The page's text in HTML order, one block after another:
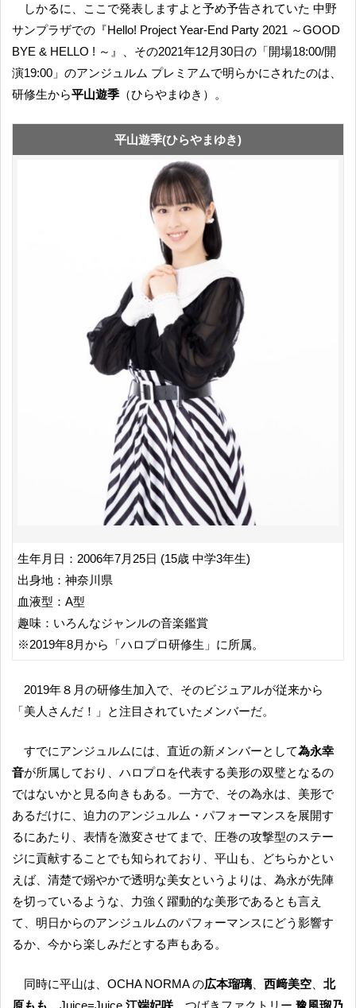
しかるに、ここで発表しますよと予め予告されていた 中野
サンプラザでの『Hello! Project Year-End Party 2021 ～GOOD
BYE & HELLO ! ～』、その2021年12月30日の「開場18:00/開
演19:00」のアンジュルム プレミアムで明らかにされたのは、
研修生から平山遊季 （ひらやまゆき）。
平山遊季(ひらやまゆき)
生年月日：2006年7月25日 (15歳 中学3年生)
出身地：神奈川県
血液型：A型
趣味：いろんなジャンルの音楽鑑賞
※2019年8月から「ハロプロ研修生」に所属。
2019年８月の研修生加入で、そのビジュアルが従来から
「美人さんだ！」と注目されていたメンバーだ。
すでにアンジュルムには、直近の新メンバーとして為永幸
音が所属しており、ハロプロを代表する美形の双璧となるの
ではないかと見る向きもある。一方で、その為永は、美形で
あるだけに、迫力のアンジュルム・パフォーマンスを展開す
るにあたり、表情を激変させてまで、圧巻の攻撃型のステー
ジに貢献することでも知られており、平山も、どちらかとい
えば、清楚で嫋やかで透明な美女というよりは、為永が先陣
を切っているような、力強く躍動的な美形であるとも言え
て、明日からのアンジュルムのパフォーマンスにどう影響す
るか、今から楽しみだとする声もある。
同時に平山は、OCHA NORMA の広本瑠璃 、西﨑美空 、北